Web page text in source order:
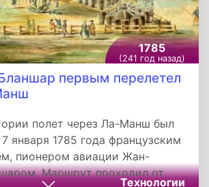
1785
(241 год назад)
первым перелетел
полет через Ла-Манш был
января 1785 года французским
пионером авиации Жан-
Маршрут проходил от
Технологии